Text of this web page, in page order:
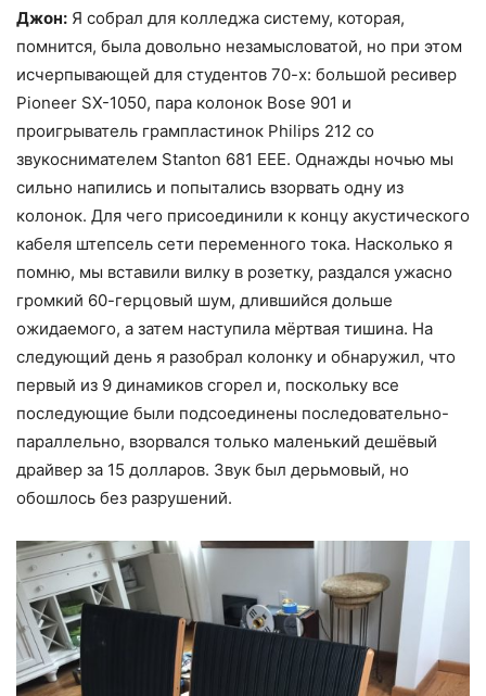
Джон: Я собрал для колледжа систему, которая,
помнится, была довольно незамысловатой, но при этом
исчерпывающей для студентов 70-х: большой ресивер
Pioneer SX-1050, пара колонок Bose 901 и
проигрыватель грампластинок Philips 212 со
звукоснимателем Stanton 681 EEE. Однажды ночью мы
сильно напились и попытались взорвать одну из
колонок. Для чего присоединили к концу акустического
кабеля штепсель сети переменного тока. Насколько я
помню, мы вставили вилку в розетку, раздался ужасно
громкий 60-герцовый шум, длившийся дольше
ожидаемого, а затем наступила мёртвая тишина. На
следующий день я разобрал колонку и обнаружил, что
первый из 9 динамиков сгорел и, поскольку все
последующие были подсоединены последовательно-
параллельно, взорвался только маленький дешёвый
драйвер за 15 долларов. Звук был дерьмовый, но
обошлось без разрушений.